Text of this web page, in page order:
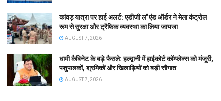
कांवड़ यात्रा पर हाई अलर्ट: एडीजी लॉ एंड ऑर्डर ने मेला कंट्रोल
रूम से सुरक्षा और ट्रैफिक व्यवस्था का लिया जायजा
AUGUST 7, 2026
धामी कैबिनेट के बड़े फैसले: हल्द्वानी में हाईकोर्ट कॉम्प्लेक्स को मंजूरी,
पशुपालकों, श्रमिकों और खिलाड़ियों को बड़ी सौगात
AUGUST 7, 2026